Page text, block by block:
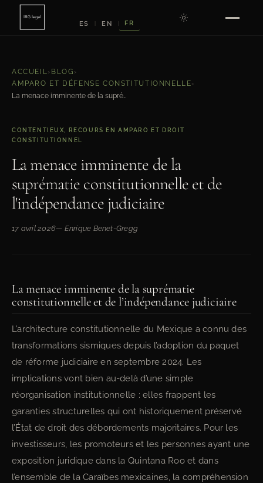
ES EN FR
ACCUEIL› BLOG ›
AMPARO ET DÉFENSE CONSTITUTIONNELLE›
La menace imminente de la suprématie constitutionnelle et de l'indépendance judiciaire
CONTENTIEUX, RECOURS EN AMPARO ET DROIT
CONSTITUTIONNEL
La menace imminente de la
suprématie constitutionnelle et de
l'indépendance judiciaire
17 avril 2026— Enrique Benet-Gregg
La menace imminente de la suprématie
constitutionnelle et de l’indépendance judiciaire
L’architecture constitutionnelle du Mexique a connu des
transformations sismiques depuis l’adoption du paquet
de réforme judiciaire en septembre 2024. Les
implications vont bien au-delà d’une simple
réorganisation institutionnelle : elles frappent les
garanties structurelles qui ont historiquement préservé
l’État de droit des débordements majoritaires. Pour les
investisseurs, les promoteurs et les personnes ayant une
exposition juridique dans la Quintana Roo et dans
l’ensemble de la Caraïbes mexicaines, la compréhension